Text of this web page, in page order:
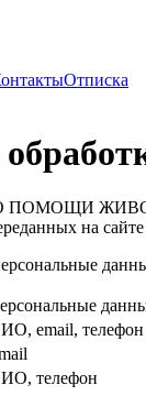
Отписка
ПОМОЩИ
на
email, телефон
телефон